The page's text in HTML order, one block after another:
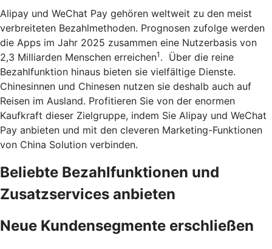
Alipay und WeChat Pay gehören weltweit zu den meist
verbreiteten Bezahlmethoden. Prognosen zufolge werden
die Apps im Jahr 2025 zusammen eine Nutzerbasis von
2,3 Milliarden Menschen erreichen1 . Über die reine
Bezahlfunktion hinaus bieten sie vielfältige Dienste.
Chinesinnen und Chinesen nutzen sie deshalb auch auf
Reisen im Ausland. Profitieren Sie von der enormen
Kaufkraft dieser Zielgruppe, indem Sie Alipay und WeChat
Pay anbieten und mit den cleveren Marketing-Funktionen
von China Solution verbinden.
Beliebte Bezahlfunktionen und
Zusatzservices anbieten
Neue Kundensegmente erschließen